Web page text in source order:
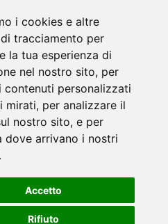
i cookies e altre
tracciamento per
la tua esperienza di
nel nostro sito, per
contenuti personalizzati
mirati, per analizzare il
nostro sito, e per
dove arrivano i nostri
Accetto
Rifiuto
tutti i diritti riservati. Powered by